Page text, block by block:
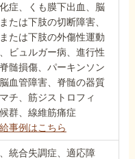
症、くも膜下出血、脳
たは下肢の切断障害、
たは下肢の外傷性運動
ビュルガー病、進行性
髄損傷、パーキンソン
血管障害、脊髄の器質
チ、筋ジストロフィ
群、線維筋痛症
事例はこちら
統合失調症、適応障